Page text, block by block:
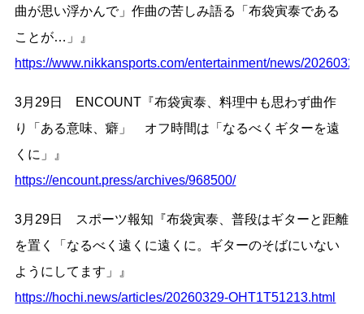
曲が思い浮かんで」作曲の苦しみ語る「布袋寅泰である
ことが…」』
https://www.nikkansports.com/entertainment/news/
3月29日 ENCOUNT『布袋寅泰、料理中も思わず曲作
り「ある意味、癖」 オフ時間は「なるべくギターを遠
くに」』
https://encount.press/archives/968500/
3月29日 スポーツ報知『布袋寅泰、普段はギターと距離
を置く「なるべく遠くに遠くに。ギターのそばにいない
ようにしてます」』
https://hochi.news/articles/20260329-OHT1T51213.html